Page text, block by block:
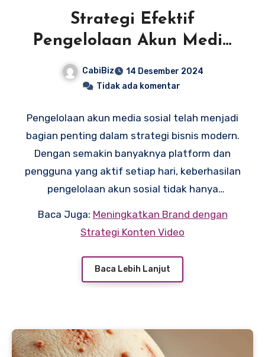
Strategi Efektif
Pengelolaan Akun Media
CabiBiz
14 Desember 2024
Tidak ada komentar
Pengelolaan akun media sosial telah menjadi
bagian penting dalam strategi bisnis modern.
Dengan semakin banyaknya platform dan
pengguna yang aktif setiap hari, keberhasilan
pengelolaan akun sosial tidak hanya
membahas langkah-langkah efektif dalam
mengelola akun media sosial dengan
Baca Juga: Meningkatkan Brand dengan
Strategi Konten Video
Baca Lebih Lanjut